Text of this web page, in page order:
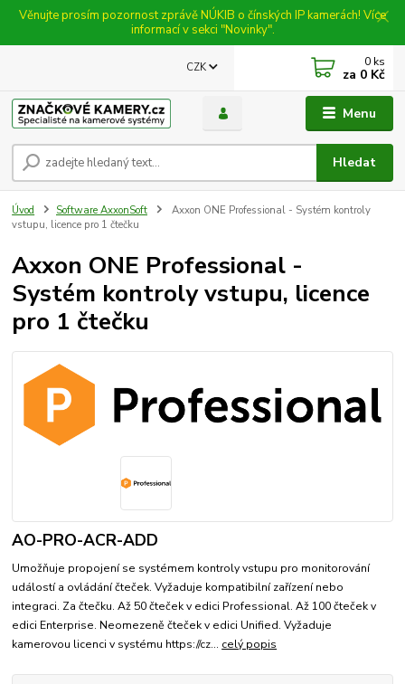
Věnujte prosím pozornost zprávě NÚKIB o čínských IP kamerách! Více
informací v sekci "Novinky".
Menu
CZK
Hledat
0 ks
za 0 Kč
Úvod Software AxxonSoft
Axxon ONE Professional - Systém kontroly
vstupu, licence pro 1 čtečku
Axxon ONE Professional -
Systém kontroly vstupu, licence
pro 1 čtečku
AO-PRO-ACR-ADD
Umožňuje propojení se systémem kontroly vstupu pro monitorování
událostí a ovládání čteček. Vyžaduje kompatibilní zařízení nebo
integraci. Za čtečku. Až 50 čteček v edici Professional. Až 100 čteček v
edici Enterprise. Neomezeně čteček v edici Unified. Vyžaduje
kamerovou licenci v systému https://cz... celý popis